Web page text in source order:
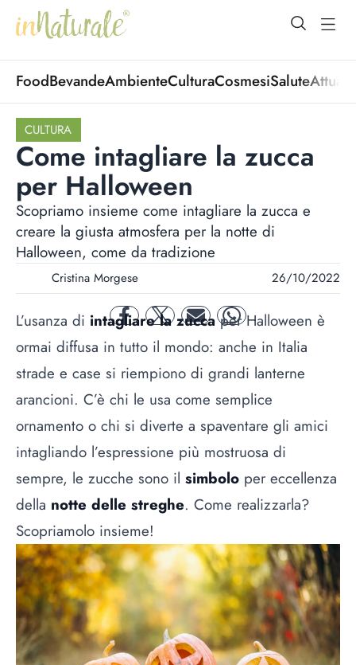
open
FoodBevandeAmbienteCulturaCosmesiSalute
CULTURA
Come intagliare la zucca
per Halloween
Scopriamo insieme come intagliare la zucca e
creare la giusta atmosfera per la notte di
Halloween, come da tradizione
Cristina Morgese 26/10/2022
facebooktwitter mail whatsapp
L’usanza di intagliare la zuccaper Halloween è
ormai diffusa in tutto il mondo: anche in Italia
strade e case si riempiono di grandi lanterne
arancioni. C’è chi le usa come semplice
ornamento o chi si diverte a spaventare gli amici
intagliando l’espressione più mostruosa di
sempre, le zucche sono il simbolo per eccellenza
della notte delle streghe. Come realizzarla?
Scopriamolo insieme!